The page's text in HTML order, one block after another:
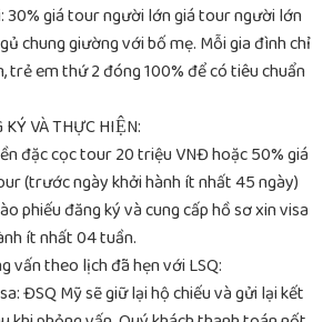
30% giá tour người lớn giá tour người lớn
chung giường với bố mẹ. Mỗi gia đình chỉ
trẻ em thứ 2 đóng 100% để có tiêu chuẩn
VÀ THỰC HIỆN:
đặc cọc tour 20 triệu VNĐ hoặc 50% giá
(trước ngày khởi hành ít nhất 45 ngày)
phiếu đăng ký và cung cấp hồ sơ xin visa
ít nhất 04 tuần.
vấn theo lịch đã hẹn với LSQ:
ĐSQ Mỹ sẽ giữ lại hộ chiếu và gửi lại kết